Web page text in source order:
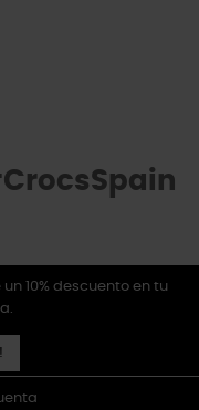
10% descuento en tu